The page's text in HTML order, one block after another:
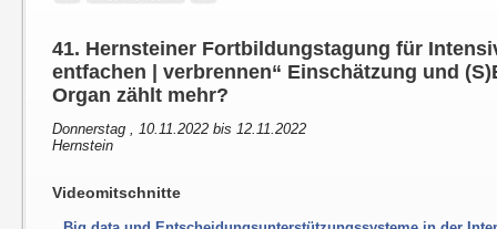
41. Hernsteiner Fortbildungstagung für
entfachen | verbrennen“ Einschätzung und
Organ zählt mehr?
Donnerstag , 10.11.2022 bis 12.11.2022
Hernstein
Videomitschnitte